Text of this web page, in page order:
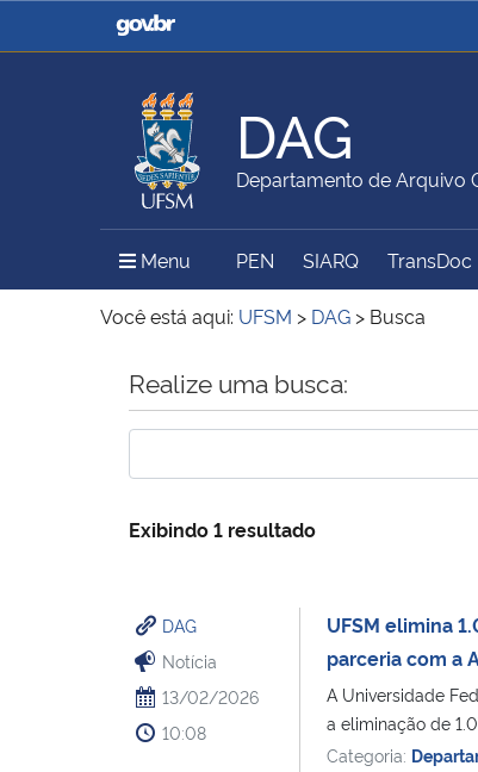
Casa Civil
Ministério da
Ministério da Agricultura,
Pecuária e Abastecimento
Ministério da
Ministério do Meio Ambiente Ministério do
DAG
Departamento de Arquivo
Menu Menu Principal do Sítio
PEN SIARQ TransDoc
Você está aqui: UFSM > DAG > Busca
Início do conteúdo
Realize uma busca:
Exibindo 1 resultado
DAG
Notícia
13/02/2026
10:08
UFSM elimina
parceria com a
A Universidade
a eliminação de
Categoria: